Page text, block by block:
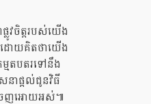
វចិត្តរបស់យើង
ោយគិតថាយើង
តបតរទៅនឹង
ាផ្តល់ជូនវិធី
ចេញអោយអស់៕